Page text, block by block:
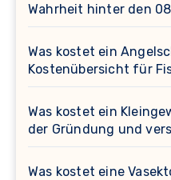
Wahrheit hinter den
Was kostet ein
Kostenübersicht für
Was kostet ein
der Gründung und
Was kostet eine